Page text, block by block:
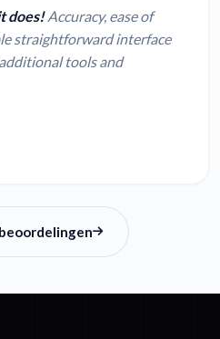
does!Accuracy, ease of
straightforward interface
tools and